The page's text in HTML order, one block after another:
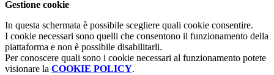
Gestione cookie
In questa schermata è possibile scegliere quali cookie consentire.
I cookie necessari sono quelli che consentono il funzionamento della
piattaforma e non è possibile disabilitarli.
Per conoscere quali sono i cookie necessari al funzionamento potete
visionare la COOKIE POLICY.